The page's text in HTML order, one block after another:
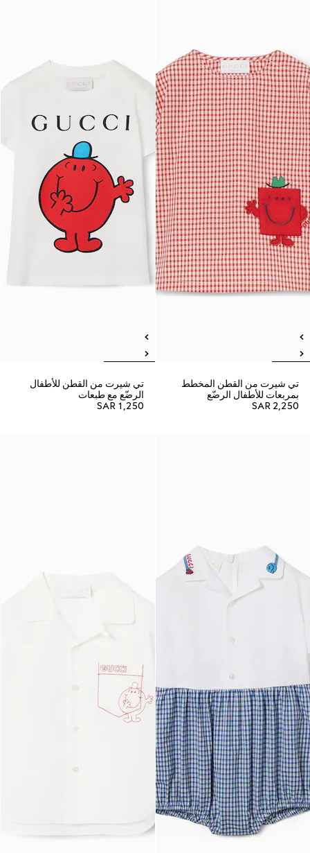
تي شيرت من القطن المخطط
بمربعات للأطفال الرضّع
SAR 2,250
تي شيرت من القطن للأطفال
الرضّع مع طبعات
SAR 1,250